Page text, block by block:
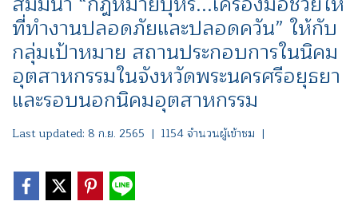
ที่ทำงานปลอดภัยและปลอดควัน” ให้กับ
กลุ่มเป้าหมาย สถานประกอบการในนิคม
อุตสาหกรรมในจังหวัดพระนครศรีอยุธยา
และรอบนอกนิคมอุตสาหกรรม
Last updated: 8 ก.ย. 2565 | 1154 จำนวนผู้เข้าชม |